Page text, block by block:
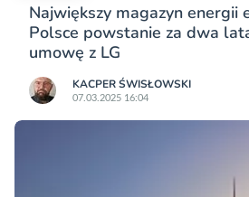
Największy magazyn energii
Polsce powstanie za dwa
umowę z LG
KACPER ŚWISŁO­WSKI
07.03.2025 16:04